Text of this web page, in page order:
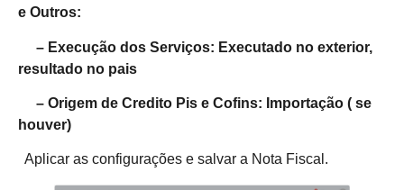
e Outros:
– Execução dos Serviços: Executado no exterior,
resultado no pais
– Origem de Credito Pis e Cofins: Importação ( se
houver)
Aplicar as configurações e salvar a Nota Fiscal.